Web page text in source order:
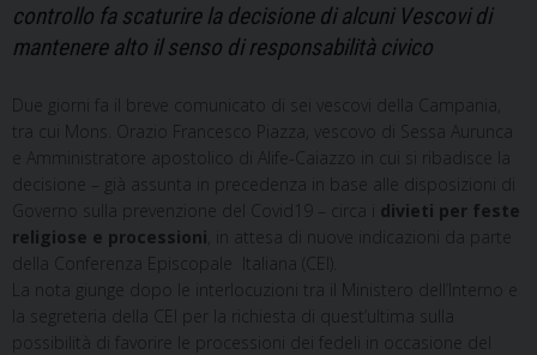
controllo fa scaturire la decisione di alcuni Vescovi di
mantenere alto il senso di responsabilità civico
Due giorni fa il breve comunicato di sei vescovi della Campania,
tra cui Mons. Orazio Francesco Piazza, vescovo di Sessa Aurunca
e Amministratore apostolico di Alife-Caiazzo in cui si ribadisce la
decisione – già assunta in precedenza in base alle disposizioni di
Governo sulla prevenzione del Covid19 – circa i divieti per feste
religiose e processioni , in attesa di nuove indicazioni da parte
della Conferenza Episcopale Italiana (CEI).
La nota giunge dopo le interlocuzioni tra il Ministero dell’Interno e
la segreteria della CEI per la richiesta di quest’ultima sulla
possibilità di favorire le processioni dei fedeli in occasione del